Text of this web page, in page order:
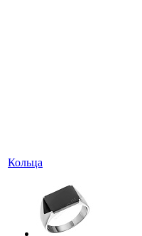
Кольца